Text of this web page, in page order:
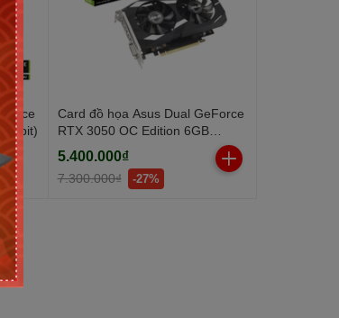
bit)
Card đồ họa Asus Dual GeForce
RTX 3050 OC Edition 6GB
(GDDR6/ 96 bit)
5.400.000₫
7.300.000₫ -27%